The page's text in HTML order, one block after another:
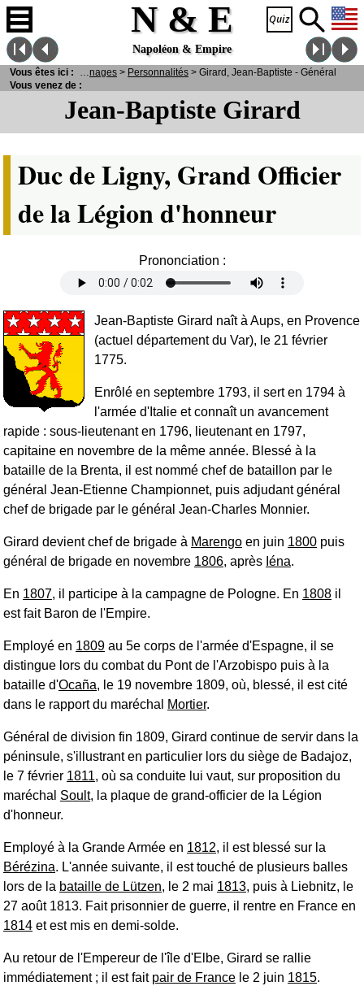
N & E
Napoléon & Empire
Jean-Baptiste Girard
Duc de Ligny, Grand Officier
de la Légion d'honneur
Prononciation :
Jean-Baptiste Girard naît à Aups, en Provence
(actuel département du Var), le 21 février
1775.
Enrôlé en septembre 1793, il sert en 1794 à
l'armée d'Italie et connaît un avancement
rapide : sous-lieutenant en 1796, lieutenant en 1797,
capitaine en novembre de la même année. Blessé à la
bataille de la Brenta, il est nommé chef de bataillon par le
général Jean-Etienne Championnet, puis adjudant général
chef de brigade par le général Jean-Charles Monnier.
Girard devient chef de brigade à Marengo en juin 1800 puis
général de brigade en novembre 1806, après Iéna.
En 1807, il participe à la campagne de Pologne. En 1808 il
est fait Baron de l'Empire.
Employé en 1809 au 5e corps de l'armée d'Espagne, il se
distingue lors du combat du Pont de l'Arzobispo puis à la
bataille d'Ocaña, le 19 novembre 1809, où, blessé, il est cité
dans le rapport du maréchal
Mortier.
Général de division fin 1809, Girard continue de servir dans la
péninsule, s'illustrant en particulier lors du siège de Badajoz,
le 7 février 1811, où sa conduite lui vaut, sur proposition du
maréchal Soult, la plaque de grand-officier de la Légion
d'honneur.
Employé à la Grande Armée en 1812, il est blessé sur la
Bérézina. L'année suivante, il est touché de plusieurs balles
lors de la bataille de Lützen, le 2 mai 1813, puis à Liebnitz, le
27 août 1813. Fait prisonnier de guerre, il rentre en France en
1814 et est mis en demi-solde.
Au retour de l'Empereur de l'île d'Elbe, Girard se rallie
immédiatement ; il est fait pair de France le 2 juin 1815.
Vous êtes ici :
N& E> Personnages > Personnalités > Girard, Jean-Baptiste - Général
Vous venez de :